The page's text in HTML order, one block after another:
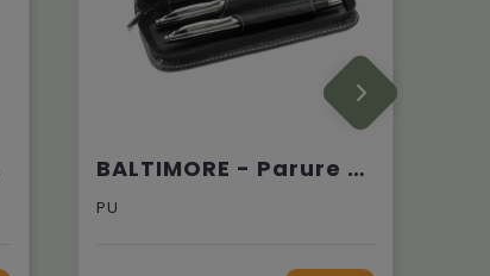
BALTIMORE - Parure stylos roller/bille
PU